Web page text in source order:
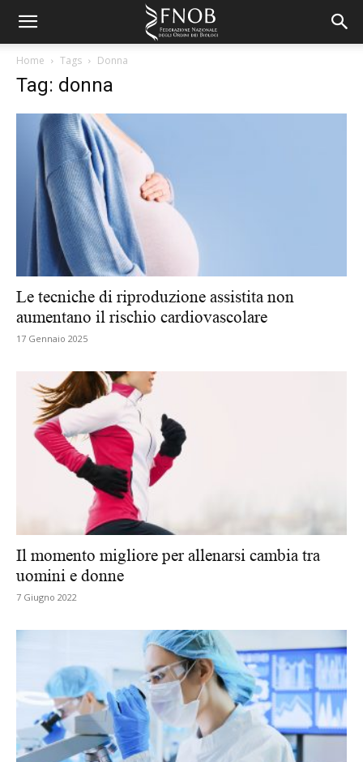
Home Tags Donna
Tag: donna
Le tecniche di riproduzione assistita non
aumentano il rischio cardiovascolare
17 Gennaio 2025
Il momento migliore per allenarsi cambia tra
uomini e donne
7 Giugno 2022